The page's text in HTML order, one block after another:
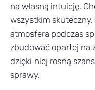
na własną intuicję.
wszystkim
atmosfera podczas
zbudować opartej na
dzięki niej rosną
sprawy.